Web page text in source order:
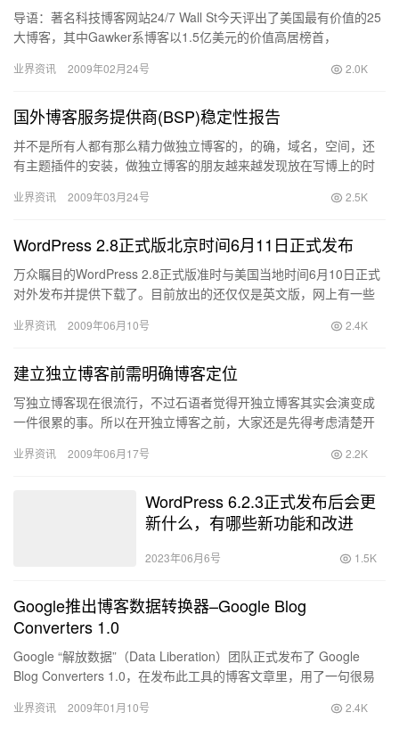
导语：著名科技博客网站24/7 Wall St今天评出了美国最有价值的25
大博客，其中Gawker系博客以1.5亿美元的价值高居榜首，
业界资讯 2009年02月24号 2.0K
国外博客服务提供商(BSP)稳定性报告
并不是所有人都有那么精力做独立博客的，的确，域名，空间，还
有主题插件的安装，做独立博客的朋友越来越发现放在写博上的时
客服务…
业界资讯 2009年03月24号 2.5K
WordPress 2.8正式版北京时间6月11日正式发布
万众瞩目的WordPress 2.8正式版准时与美国当地时间6月10日正式
对外发布并提供下载了。目前放出的还仅仅是英文版，网上有一些
业界资讯 2009年06月10号 2.4K
建立独立博客前需明确博客定位
写独立博客现在很流行，不过石语者觉得开独立博客其实会演变成
一件很累的事。所以在开独立博客之前，大家还是先得考虑清楚开
业界资讯 2009年06月17号 2.2K
WordPress 6.2.3正式发布后会更
新什么，有哪些新功能和改进
2023年06月6号 1.5K
Google推出博客数据转换器–Google Blog
Converters 1.0
Google “解放数据”（Data Liberation）团队正式发布了 Google
Blog Converters 1.0，在发布此工具的博客文章里，用了一句很易
业界资讯 2009年01月10号 2.4K